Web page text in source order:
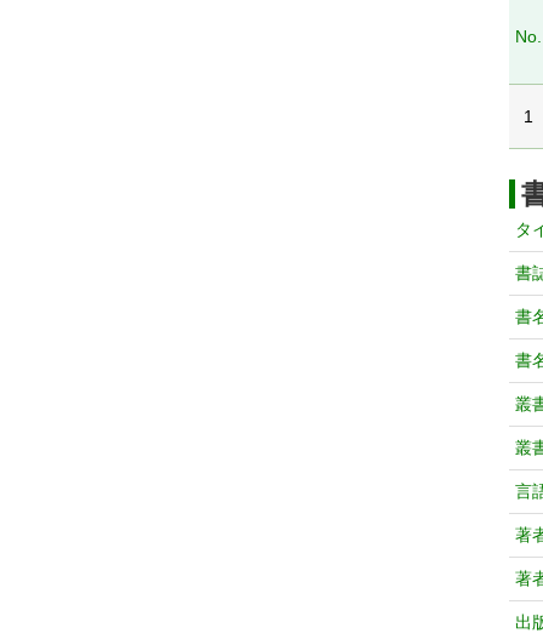
No.
1
タ
書
書
書
叢
叢
言
著
著
出